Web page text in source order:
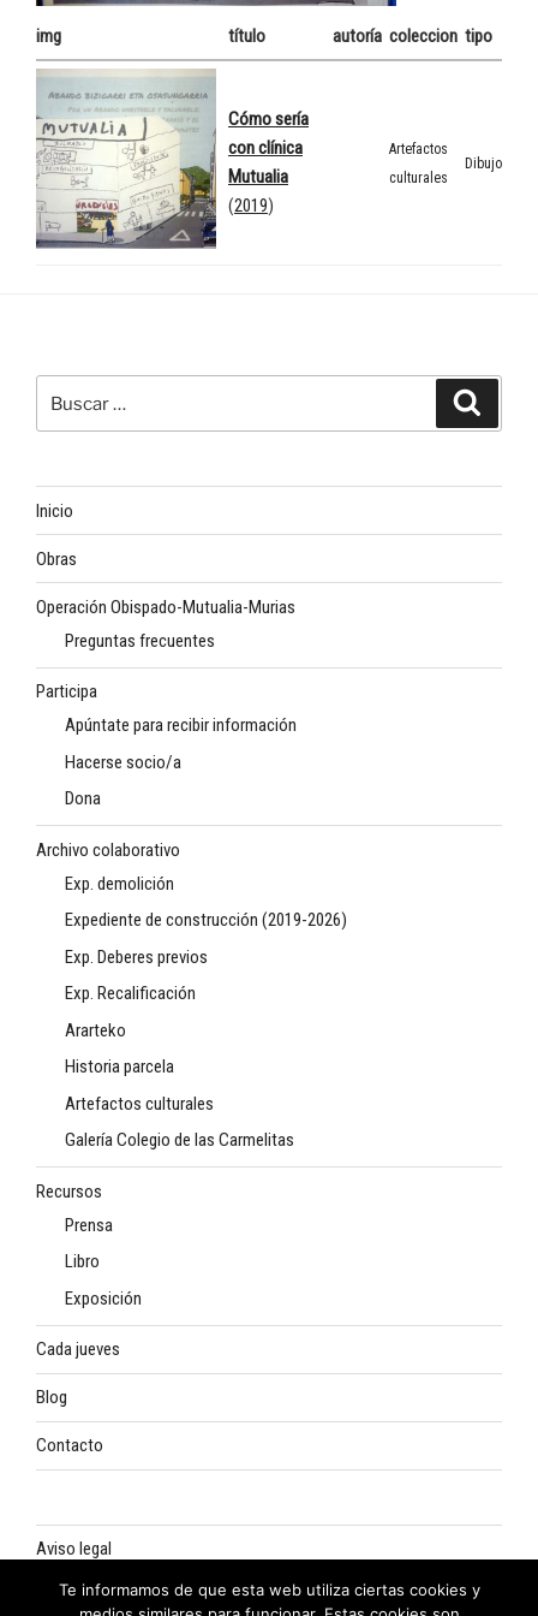
img título autoría coleccion tipo
Cómo sería
con clínica
Mutualia
(2019)
Artefactos
culturales
Dibujo
Inicio
Obras
Operación Obispado-Mutualia-Murias
Preguntas frecuentes
Participa
Apúntate para recibir información
Hacerse socio/a
Dona
Archivo colaborativo
Exp. demolición
Expediente de construcción (2019-2026)
Exp. Deberes previos
Exp. Recalificación
Ararteko
Historia parcela
Artefactos culturales
Galería Colegio de las Carmelitas
Recursos
Prensa
Libro
Exposición
Cada jueves
Blog
Contacto
Aviso legal
Política de privacidad
Te informamos de que esta web utiliza ciertas cookies y